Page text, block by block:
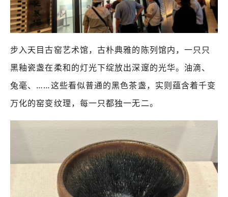
步入天目古窑艺术馆，古朴典雅的陈列馆内，一只只
黑釉瓷盏在柔和的灯光下绽放出深邃的光华。油滴、
兔毫、……这些看似普通的黑色茶盏，实则蕴含着千变
万化的窑变纹理，每一只都独一无二。